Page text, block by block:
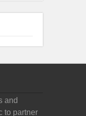
and
to partner